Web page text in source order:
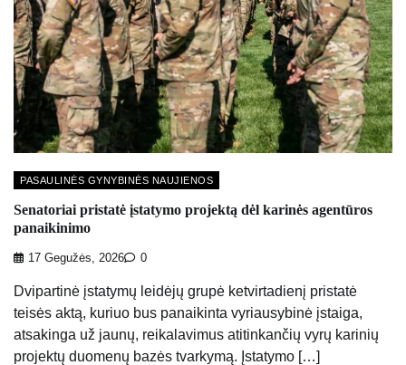
PASAULINĖS GYNYBINĖS NAUJIENOS
Senatoriai pristatė įstatymo projektą dėl karinės agentūros
panaikinimo
17 Gegužės, 2026 0
Dvipartinė įstatymų leidėjų grupė ketvirtadienį pristatė
teisės aktą, kuriuo bus panaikinta vyriausybinė įstaiga,
atsakinga už jaunų, reikalavimus atitinkančių vyrų karinių
projektų duomenų bazės tvarkymą. Įstatymo […]